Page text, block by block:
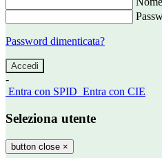
Password dimenticata?
-
Entra con SPID Entra con CIE
Seleziona utente
button close ×